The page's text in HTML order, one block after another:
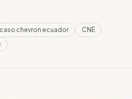
caso chevron ecuador
CNE